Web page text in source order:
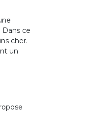
ce
cher.
un